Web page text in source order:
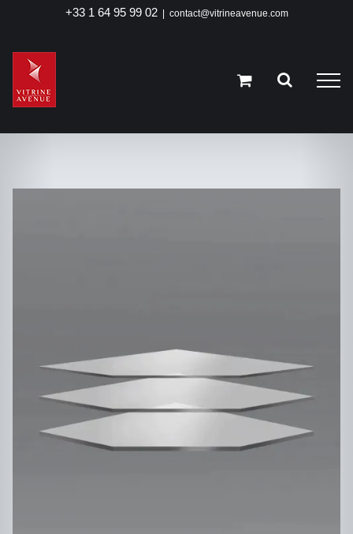
contenu
+33 1 64 95 99 02 contact@vitrineavenue.com